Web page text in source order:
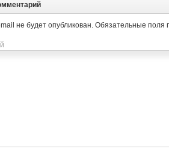
не будет опубликован. Обязательные поля